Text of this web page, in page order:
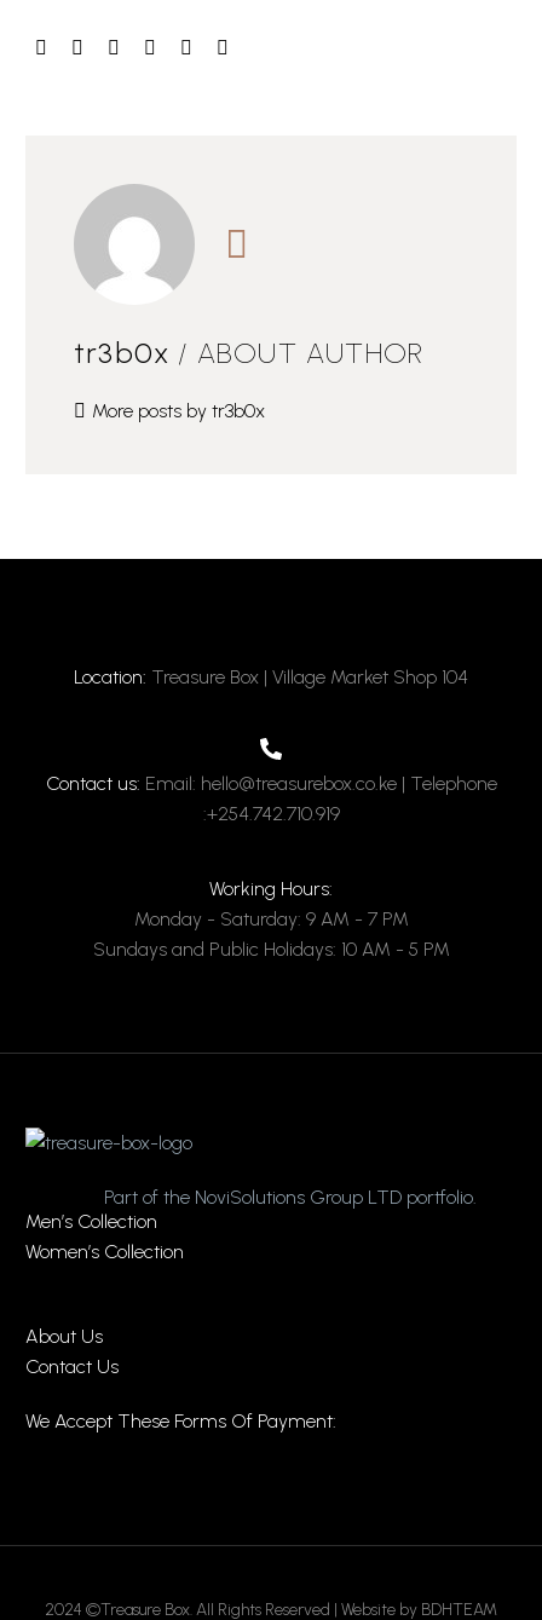
tr3b0x / ABOUT AUTHOR
More posts by tr3b0x
Location: Treasure Box | Village Market Shop 104
Contact us: Email: hello@treasurebox.co.ke | Telephone
:+254.742.710.919
Working Hours:
Monday - Saturday: 9 AM - 7 PM
Sundays and Public Holidays: 10 AM - 5 PM
Part of the NoviSolutions Group LTD portfolio.
Men’s Collection
Women’s Collection
About Us
Contact Us
We Accept These Forms Of Payment:
2024 ©Treasure Box. All Rights Reserved | Website by BDHTEAM